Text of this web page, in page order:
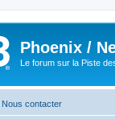
Phoenix /
Le forum sur la Piste
Nous contacter